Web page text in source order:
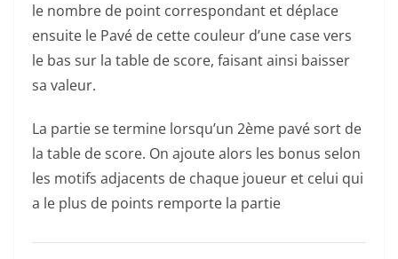
le nombre de point correspondant et déplace
ensuite le Pavé de cette couleur d’une case vers
le bas sur la table de score, faisant ainsi baisser
sa valeur.
La partie se termine lorsqu’un 2ème pavé sort de
la table de score. On ajoute alors les bonus selon
les motifs adjacents de chaque joueur et celui qui
a le plus de points remporte la partie